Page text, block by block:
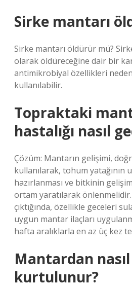
Sirke mantarı
Sirke mantarı öldürür mü?
olarak öldüreceğine dair bir
antimikrobiyal özellikleri
kullanılabilir.
Topraktaki
hastalığı nasıl
Çözüm: Mantarın gelişimi,
kullanılarak, tohum yatağının
hazırlanması ve bitkinin
ortam yaratılarak
çıktığında, özellikle geceleri
uygun mantar ilaçları
hafta aralıklarla en az üç kez
Mantardan nasıl
kurtulunur?